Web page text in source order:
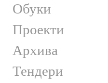
Обуки
Проекти
Архива
Тендери